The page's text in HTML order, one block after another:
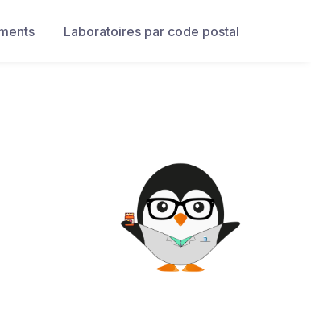
Laboratoires par code postal